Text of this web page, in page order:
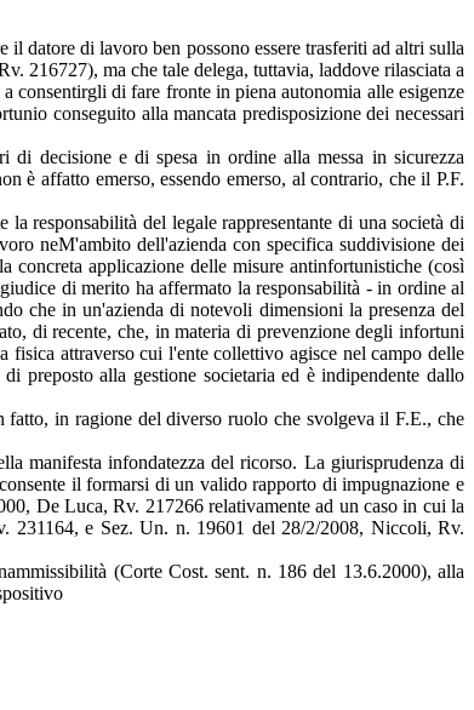
datore di lavoro ben possono essere trasferiti ad altri sulla
216727), ma che tale delega, tuttavia, laddove rilasciata a
consentirgli di fare fronte in piena autonomia alle esigenze
conseguito alla mancata predisposizione dei necessari
decisione e di spesa in ordine alla messa in sicurezza
è affatto emerso, essendo emerso, al contrario, che il P.F.
responsabilità del legale rappresentante di una società di
neM'ambito dell'azienda con specifica suddivisione dei
applicazione delle misure antinfortunistiche (così
di merito ha affermato la responsabilità - in ordine al
che in un'azienda di notevoli dimensioni la presenza del
di recente, che, in materia di prevenzione degli infortuni
fisica attraverso cui l'ente collettivo agisce nel campo delle
preposto alla gestione societaria ed è indipendente dallo
fatto, in ragione del diverso ruolo che svolgeva il F.E., che
manifesta infondatezza del ricorso. La giurisprudenza di
il formarsi di un valido rapporto di impugnazione e
De Luca, Rv. 217266 relativamente ad un caso in cui la
231164, e Sez. Un. n. 19601 del 28/2/2008, Niccoli, Rv.
(Corte Cost. sent. n. 186 del 13.6.2000), alla